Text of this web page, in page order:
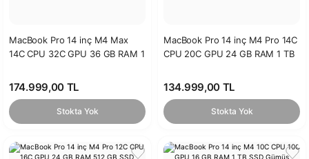
MacBook Pro 14 inç M4 Max
14C CPU 32C GPU 36 GB RAM 1
174.999,00 TL
Stokta Yok
MacBook Pro 14 inç M4 Pro 14C
CPU 20C GPU 24 GB RAM 1 TB
134.999,00 TL
Stokta Yok